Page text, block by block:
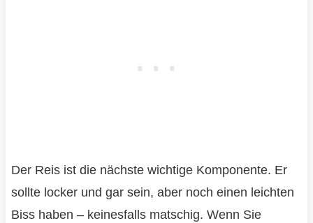
Der Reis ist die nächste wichtige Komponente. Er
sollte locker und gar sein, aber noch einen leichten
Biss haben – keinesfalls matschig. Wenn Sie